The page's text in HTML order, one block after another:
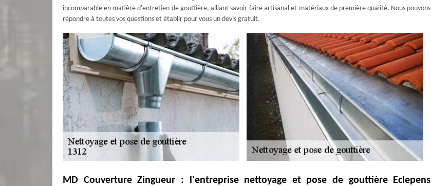
incomparable en matière d'entretien de gouttière, alliant savoir-faire artisanal et matériaux de première qualité. Nous pouvons
répondre à toutes vos questions et établir pour vous un devis gratuit.
MD Couverture Zingueur : l'entreprise nettoyage et pose de gouttière Eclepens